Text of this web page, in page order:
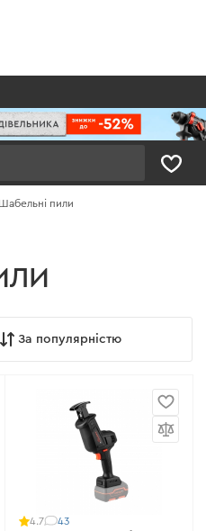
Шабельні пили
За популярністю
4.7 43